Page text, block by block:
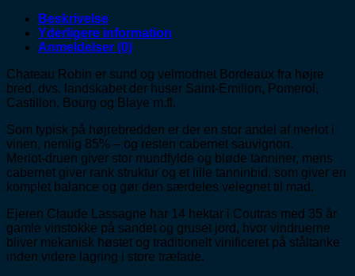
Beskrivelse
Yderligere information
Anmeldelser (0)
Chateau Robin er sund og velmodnet Bordeaux fra højre
bred, dvs. landskabet der huser Saint-Emilion, Pomerol,
Castillon, Bourg og Blaye m.fl.
Som typisk på højrebredden er der en stor andel af merlot i
vinen, nemlig 85% – og resten cabernet sauvignon.
Merlot-druen giver stor mundfylde og bløde tanniner, mens
cabernet giver rank struktur og et lille tanninbid, som giver en
komplet balance og gør den særdeles velegnet til mad.
Ejeren Claude Lassagne har 14 hektar i Coutras med 35 år
gamle vinstokke på sandet og gruset jord, hvor vindruerne
bliver mekanisk høstet og traditionelt vinificeret på ståltanke
inden videre lagring i store træfade.